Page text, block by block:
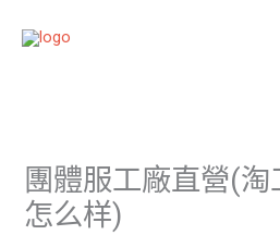
團體服工廠直營(
怎么样)